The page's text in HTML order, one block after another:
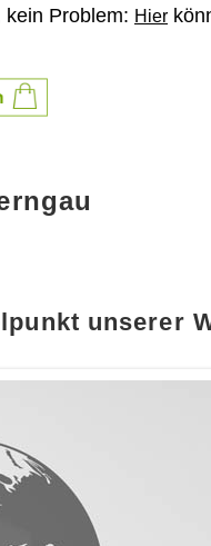
Problem: Hier
unserer